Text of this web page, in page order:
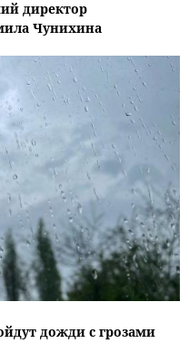
директор
Чунихина
дожди с грозами